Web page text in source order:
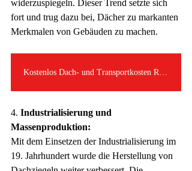
widerzuspiegeln. Dieser Trend setzte sich
fort und trug dazu bei, Dächer zu markanten
Merkmalen von Gebäuden zu machen.
Kostenlos Dach- und Transportkosten Rechnen
4. Industrialisierung und
Massenproduktion:
Mit dem Einsetzen der Industrialisierung im
19. Jahrhundert wurde die Herstellung von